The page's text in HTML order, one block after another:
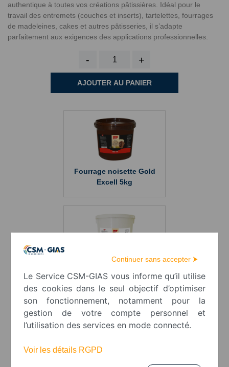
authentique à toutes vos créations pâtissières. Idéal pour le
travail des entremets (couches et inserts), tartelettes, fourrages
de madeleines, cakes et autres pâtisseries, il s’adapte
parfaitement aux exigences des applications professionnelles.
- +
AJOUTER AU PANIER
Fourrage noisette Gold
Excell 5kg
20 kg
Continuer sans accepter ⮞
Le Service CSM-GIAS vous informe qu’il utilise
des cookies dans le seul objectif d’optimiser
son fonctionnement, notamment pour la
gestion de votre compte personnel et
l’utilisation des services en mode connecté.
Voir les détails RGPD